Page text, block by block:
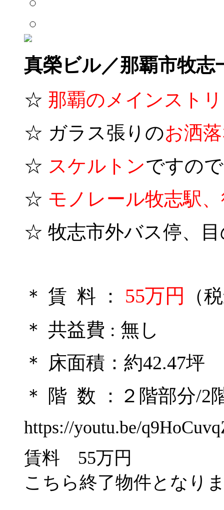
真榮ビル／那覇市牧志
☆ 那覇の メインスト
☆ ガラス張りのお洒
☆ スケルトンですの
☆ モノレール牧志駅
☆ 牧志市外バス停、目
＊ 賃 料 ： 55万円
（
＊ 共益費 : 無し
＊ 床面積：約42.47坪
＊ 階 数 ：２階部分/2
https://youtu.be/
賃料 55万円
こちら終了物件となり